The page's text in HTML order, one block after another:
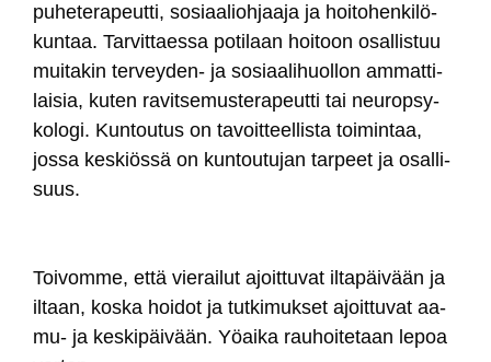
pu­he­te­ra­peut­ti, so­siaa­lioh­jaa­ja ja hoi­to­hen­ki­lö­
kun­taa. Tar­vit­taes­sa po­ti­laan hoi­toon osal­lis­tuu
mui­ta­kin ter­vey­den- ja so­siaa­li­huol­lon am­mat­ti­
lai­sia, ku­ten ra­vit­se­mus­te­ra­peut­ti tai neu­rop­sy­
ko­lo­gi. Kun­tou­tus on ta­voit­teel­lis­ta toi­min­taa,
jos­sa kes­kiös­sä on kun­tou­tu­jan tar­peet ja osal­li­
suus.
Toi­vom­me, et­tä vie­rai­lut ajoit­tu­vat il­ta­päi­vään ja
il­taan, kos­ka hoi­dot ja tut­ki­muk­set ajoit­tu­vat aa­
mu- ja kes­ki­päi­vään. Yöai­ka rau­hoi­te­taan le­poa